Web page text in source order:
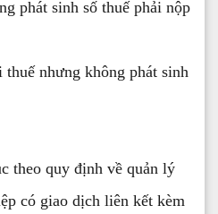
phát sinh số thuế phải nộp
nhưng không phát sinh
theo quy định về quản lý
có giao dịch liên kết kèm